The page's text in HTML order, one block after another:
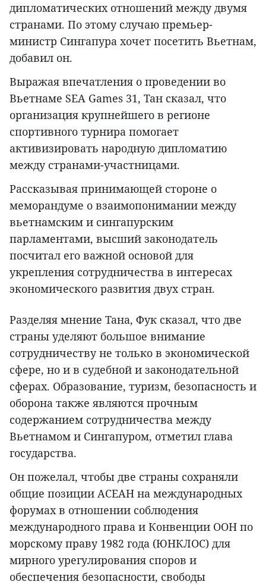
дипломатических отношений между двумя
странами. По этому случаю премьер-
министр Сингапура хочет посетить Вьетнам,
добавил он.
Выражая впечатления о проведении во
Вьетнаме SEA Games 31, Тан сказал, что
организация крупнейшего в регионе
спортивного турнира помогает
активизировать народную дипломатию
между странами-участницами.
Рассказывая принимающей стороне о
меморандуме о взаимопонимании между
вьетнамским и сингапурским
парламентами, высший законодатель
посчитал его важной основой для
укрепления сотрудничества в интересах
экономического развития двух стран.
Разделяя мнение Тана, Фук сказал, что две
страны уделяют большое внимание
сотрудничеству не только в экономической
сфере, но и в судебной и законодательной
сферах. Образование, туризм, безопасность и
оборона также являются прочным
содержанием сотрудничества между
Вьетнамом и Сингапуром, отметил глава
государства.
Он пожелал, чтобы две страны сохраняли
общие позиции АСЕАН на международных
форумах в отношении соблюдения
международного права и Конвенции ООН по
морскому праву 1982 года (ЮНКЛОС) для
мирного урегулирования споров и
обеспечения безопасности, свободы